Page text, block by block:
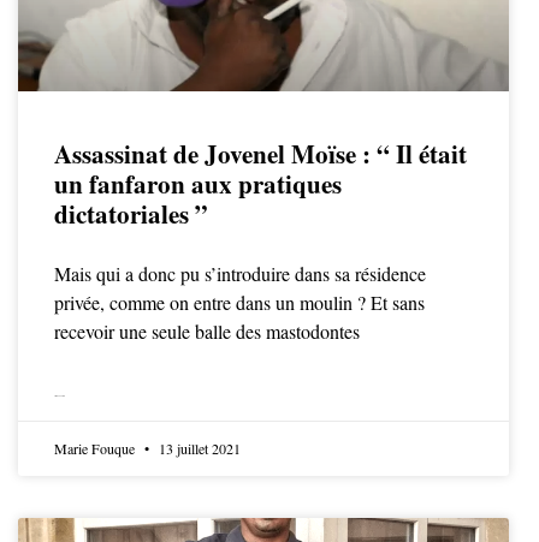
Assassinat de Jovenel Moïse : “ Il était
un fanfaron aux pratiques
dictatoriales ”
Mais qui a donc pu s’introduire dans sa résidence
privée, comme on entre dans un moulin ? Et sans
recevoir une seule balle des mastodontes
Marie Fouque 13 juillet 2021